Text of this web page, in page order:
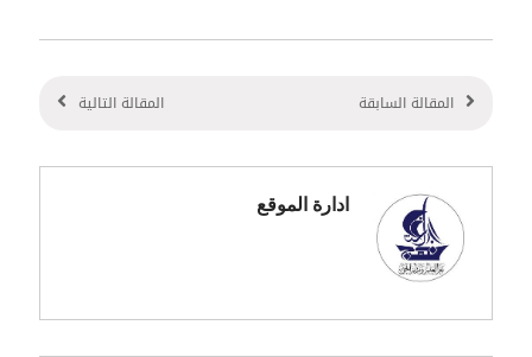
المقالة السابقة المقالة التالية
ادارة الموقع